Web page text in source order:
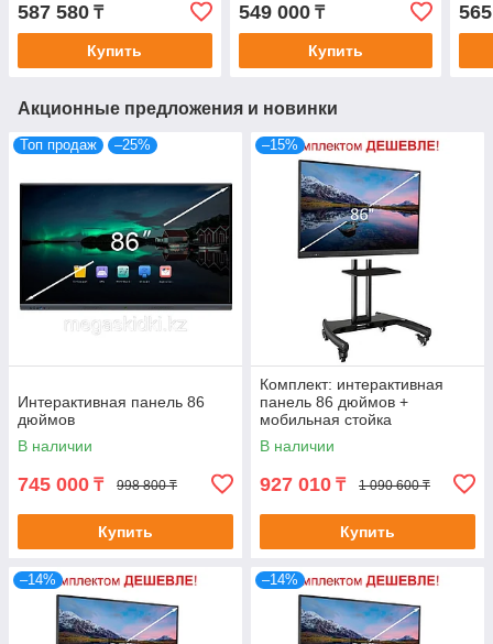
587 580 ₸
Купить
549 000₸
Купить
Акционные предложения и новинки
Топ продаж –25%
Интерактивная панель 86
дюймов
В наличии
745 000 ₸ 998 800 ₸
Купить
–15%
Комплект: интерактивная
панель 86 дюймов +
мобильная стойка
В наличии
927 010 ₸ 1 090 600 ₸
Купить
–14% –14%